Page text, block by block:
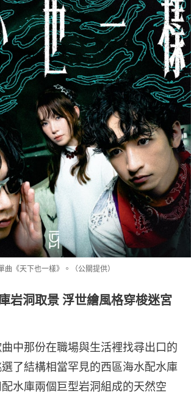
《天下也一樣》。（公關提供）
岩洞取景 浮世繪風格穿梭迷宮
中那份在職場與生活裡找尋出口的
了結構相當罕見的西區海水配水庫
水庫兩個巨型岩洞組成的天然空